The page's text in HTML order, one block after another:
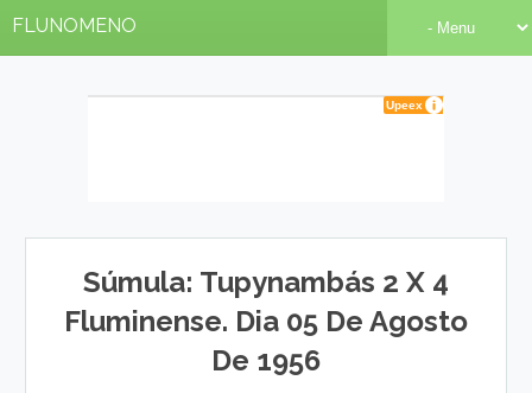
FLUNOMENO
Súmula: Tupynambás 2 X 4
Fluminense. Dia 05 De Agosto
De 1956